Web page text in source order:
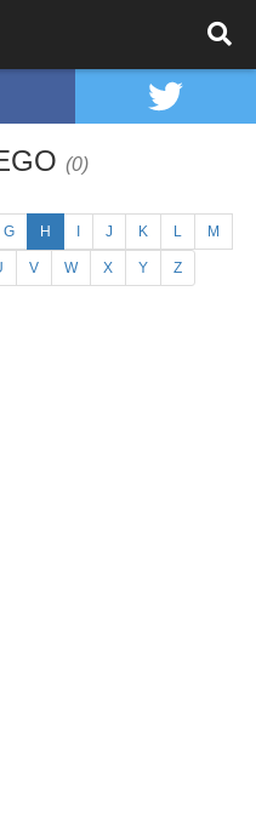
(0)
G H J K L M
V W X Y Z